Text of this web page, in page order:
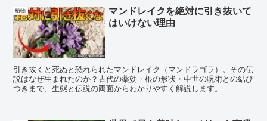
植物
マンドレイクを絶対に引き抜いて
はいけない理由
引き抜くと死ぬと恐れられたマンドレイク（マンドラゴラ）。その伝
説はなぜ生まれたのか？古代の薬効・根の形状・中世の呪術との結び
つきまで、生態と伝説の両面からわかりやすく解説します。